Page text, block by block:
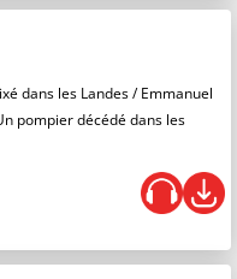
dans les Landes / Emmanuel
pompier décédé dans les